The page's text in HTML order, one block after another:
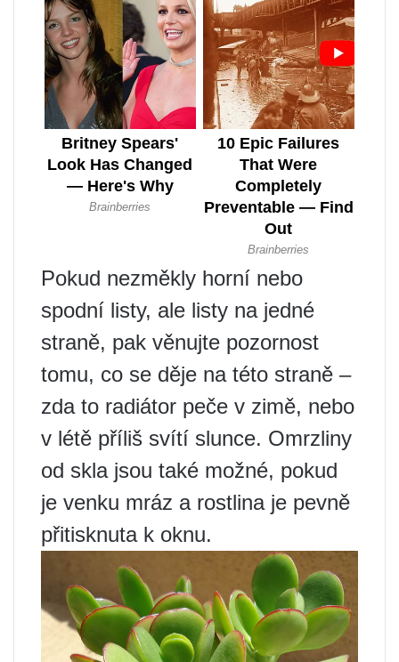
Pokud nezměkly horní nebo
spodní listy, ale listy na jedné
straně, pak věnujte pozornost
tomu, co se děje na této straně –
zda to radiátor peče v zimě, nebo
v létě příliš svítí slunce. Omrzliny
od skla jsou také možné, pokud
je venku mráz a rostlina je pevně
přitisknuta k oknu.